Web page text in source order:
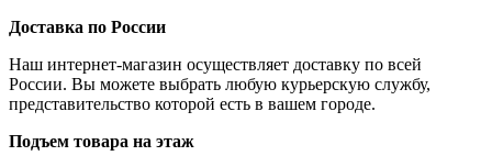
Доставка по России
Наш интернет-магазин осуществляет доставку по всей
России. Вы можете выбрать любую курьерскую службу,
представительство которой есть в вашем городе.
Подъем товара на этаж